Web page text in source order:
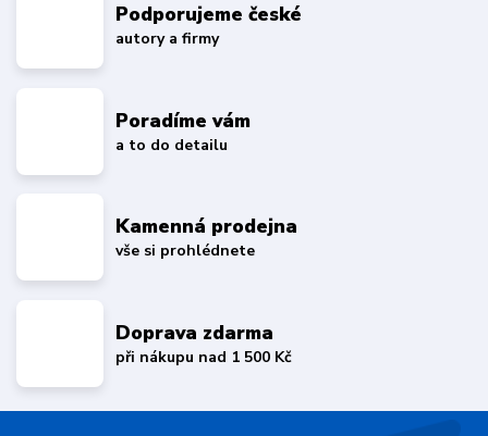
Podporujeme české
autory a firmy
Poradíme vám
a to do detailu
Kamenná prodejna
vše si prohlédnete
Doprava zdarma
při nákupu nad 1 500 Kč